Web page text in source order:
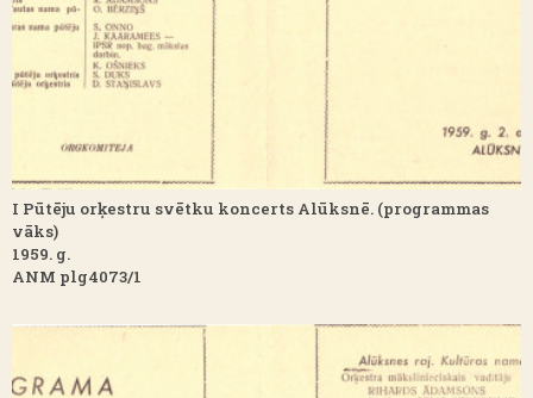
I Pūtēju orķestru svētku koncerts Alūksnē. (programmas
vāks)
1959. g.
ANM plg4073/1